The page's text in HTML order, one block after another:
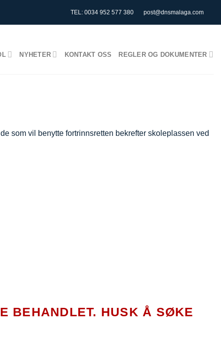
TEL: 0034 952 577 380 post@dnsmalaga.com
NYHETER KONTAKT OSS REGLER OG DOKUMENTER
som vil benytte fortrinnsretten bekrefter skoleplassen ved
BEHANDLET. HUSK Å SØKE